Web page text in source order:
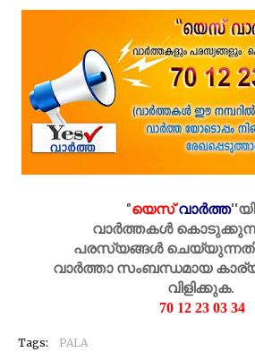
"യെസ് വാർത്ത''
വാർത്തകൾ
പരസ്യങ്ങൾ
വാർത്താ സംബന്ധമായ
വിളിക്കുക.
70 12 23 03 34
Tags: PALA